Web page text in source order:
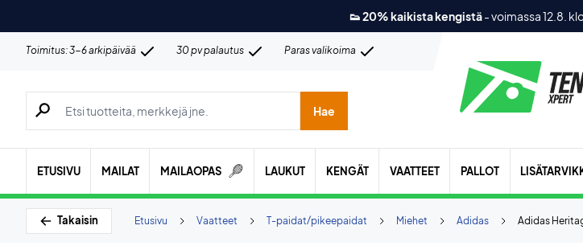
👟 20% kaikista kengistä-voimassa 12.8.
Toimitus: 3-6 arkipäivää 30 pv palautus Paras valikoima
Hae tuotteita, merkkejä jne.
Hae
ETUSIVU MAILAT MAILAOPAS LAUKUT KENGÄT VAATTEET PALLOT
Takaisin Adidas
Adidas
Miehet
T-paidat/pikeepaidat
Vaatteet
Etusivu